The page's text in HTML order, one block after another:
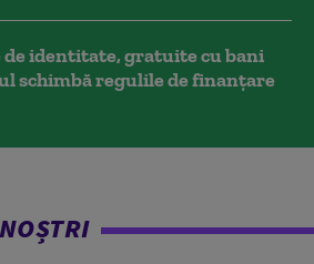
identitate, gratuite cu bani
schimbă regulile de finanțare